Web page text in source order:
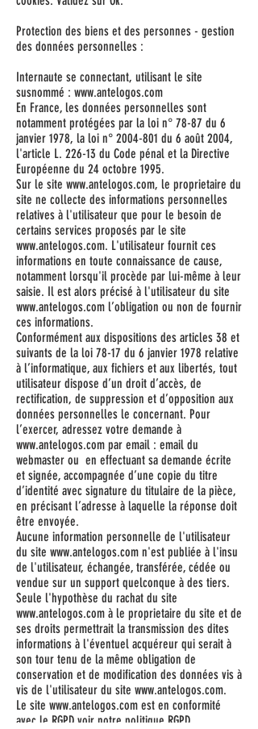
Protection des biens et des personnes - gestion
des données personnelles :
Internaute se connectant, utilisant le site
susnommé : www.antelogos.com
En France, les données personnelles sont
notamment protégées par la loi n° 78-87 du 6
janvier 1978, la loi n° 2004-801 du 6 août 2004,
l'article L. 226-13 du Code pénal et la Directive
Européenne du 24 octobre 1995.
Sur le site www.antelogos.com, le proprietaire du
site ne collecte des informations personnelles
relatives à l'utilisateur que pour le besoin de
certains services proposés par le site
www.antelogos.com. L'utilisateur fournit ces
informations en toute connaissance de cause,
notamment lorsqu'il procède par lui-même à leur
saisie. Il est alors précisé à l'utilisateur du site
www.antelogos.com l’obligation ou non de fournir
ces informations.
Conformément aux dispositions des articles 38 et
suivants de la loi 78-17 du 6 janvier 1978 relative
à l’informatique, aux fichiers et aux libertés, tout
utilisateur dispose d’un droit d’accès, de
rectification, de suppression et d’opposition aux
données personnelles le concernant. Pour
l’exercer, adressez votre demande à
www.antelogos.com par email : email du
webmaster ou en effectuant sa demande écrite
et signée, accompagnée d’une copie du titre
d’identité avec signature du titulaire de la pièce,
en précisant l’adresse à laquelle la réponse doit
être envoyée.
Aucune information personnelle de l'utilisateur
du site www.antelogos.com n'est publiée à l'insu
de l'utilisateur, échangée, transférée, cédée ou
vendue sur un support quelconque à des tiers.
Seule l'hypothèse du rachat du site
www.antelogos.com à le proprietaire du site et de
ses droits permettrait la transmission des dites
informations à l'éventuel acquéreur qui serait à
son tour tenu de la même obligation de
conservation et de modification des données vis à
vis de l'utilisateur du site www.antelogos.com.
Le site www.antelogos.com est en conformité
avec le RGPD voir notre politique RGPD